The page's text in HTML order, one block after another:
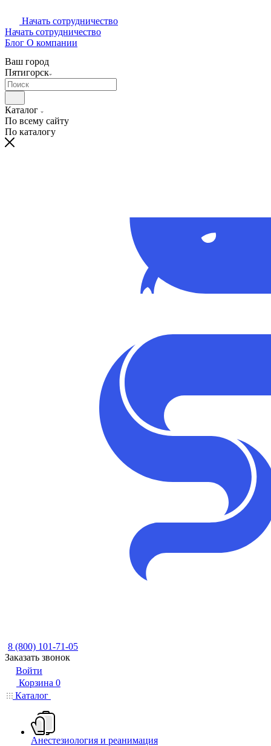
Начать сотрудничество
Начать сотрудничество
Блог О компании
Ваш город
Пятигорск
Каталог
По всему сайту
По каталогу
8 (800) 101-71-05
Заказать звонок
Войти
Корзина 0
Каталог
Анестезиология и реанимация